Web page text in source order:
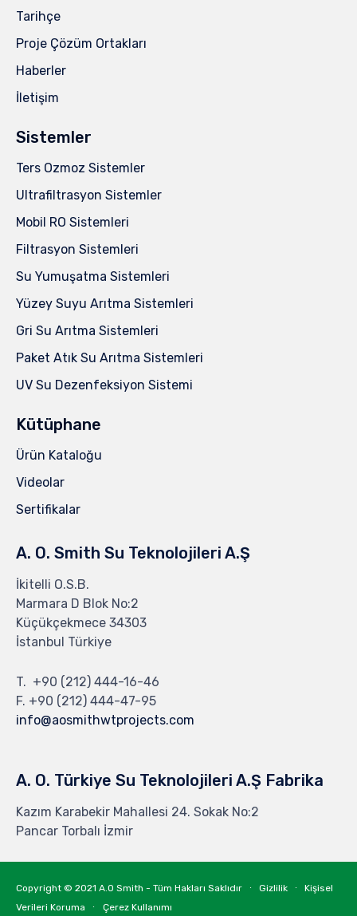
Tarihçe
Proje Çözüm Ortakları
Haberler
İletişim
Sistemler
Ters Ozmoz Sistemler
Ultrafiltrasyon Sistemler
Mobil RO Sistemleri
Filtrasyon Sistemleri
Su Yumuşatma Sistemleri
Yüzey Suyu Arıtma Sistemleri
Gri Su Arıtma Sistemleri
Paket Atık Su Arıtma Sistemleri
UV Su Dezenfeksiyon Sistemi
Kütüphane
Ürün Kataloğu
Videolar
Sertifikalar
A. O. Smith Su Teknolojileri A.Ş
İkitelli O.S.B.
Marmara D Blok No:2
Küçükçekmece 34303
İstanbul Türkiye
T. +90 (212) 444-16-46
F. +90 (212) 444-47-95
info@aosmithwtprojects.com
A. O. Türkiye Su Teknolojileri A.Ş Fabrika
Kazım Karabekir Mahallesi 24. Sokak No:2
Pancar Torbalı İzmir
Copyright © 2021 A.O Smith - Tüm Hakları Saklıdır ∙ Gizlilik ∙ Kişisel
Verileri Koruma ∙ Çerez Kullanımı